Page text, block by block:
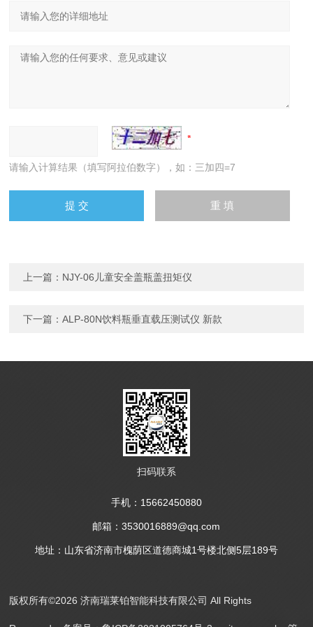
请输入计算结果（填写阿拉伯数字），如：三加四=7
上一篇： NJY-06儿童安全盖瓶盖扭矩仪
下一篇：ALP-80N饮料瓶垂直载压测试仪 新款
扫码联系
手机：15662450880
邮箱：3530016889@qq.com
地址：山东省济南市槐荫区道德商城1号楼北侧5层189号
版权所有©2026 济南瑞莱铂智能科技有限公司 All Rights